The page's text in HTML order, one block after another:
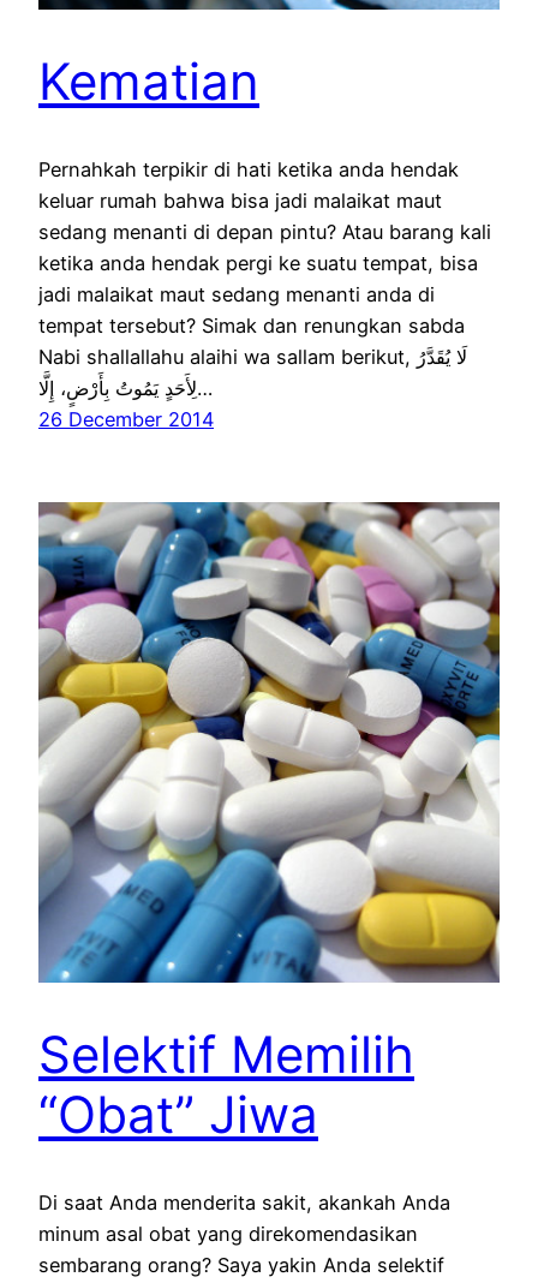
Kematian
Pernahkah terpikir di hati ketika anda hendak
keluar rumah bahwa bisa jadi malaikat maut
sedang menanti di depan pintu? Atau barang kali
ketika anda hendak pergi ke suatu tempat, bisa
jadi malaikat maut sedang menanti anda di
tempat tersebut? Simak dan renungkan sabda
Nabi shallallahu alaihi wa sallam berikut, لَا يُقَدَّرُ
لِأَحَدٍ يَمُوتُ بِأَرْضٍ، إِلَّا…
26 December 2014
Selektif Memilih
“Obat” Jiwa
Di saat Anda menderita sakit, akankah Anda
minum asal obat yang direkomendasikan
sembarang orang? Saya yakin Anda selektif